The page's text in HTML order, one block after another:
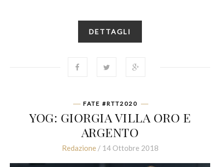
DETTAGLI
FATE #RTT2020
YOG: GIORGIA VILLA ORO E
ARGENTO
Redazione/ 14 Ottobre 2018